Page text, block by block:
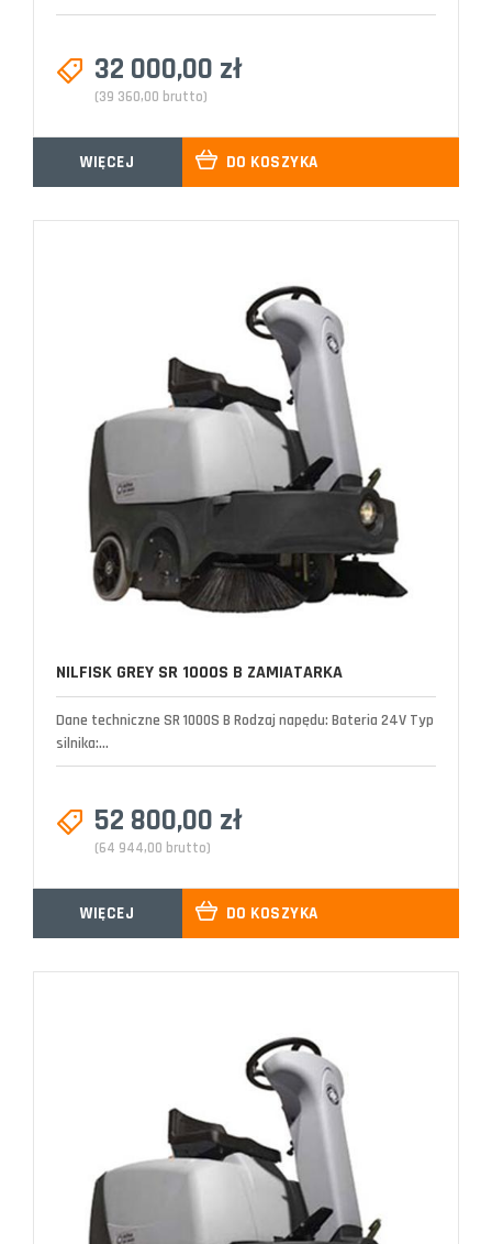
32 000,00 zł
(39 360,00 brutto)
WIĘCEJ DO KOSZYKA
NILFISK GREY SR 1000S B ZAMIATARKA
Dane techniczne SR 1000S B Rodzaj napędu: Bateria 24V Typ
silnika:...
52 800,00 zł
(64 944,00 brutto)
WIĘCEJ DO KOSZYKA